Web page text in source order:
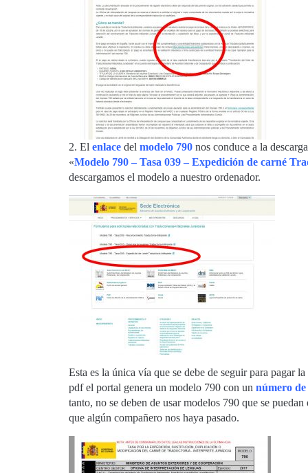
2. El enlace del modelo 790 nos conduce a la
«Modelo 790 – Tasa 039 – Expedición de carné
descargamos el modelo a nuestro ordenador.
Esta es la única vía que se debe de seguir para pagar
pdf el portal genera un modelo 790 con un número
tanto, no se deben de usar modelos 790 que se
que algún compañero nos haya pasado.